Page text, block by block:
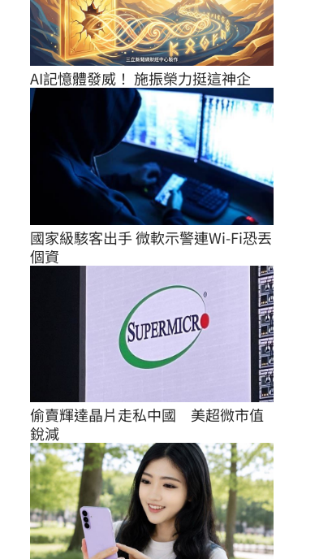
AI記憶體發威！ 施振榮力挺這神企
國家級駭客出手 微軟示警連Wi-Fi恐丟
個資
偷賣輝達晶片走私中國　美超微市值
銳減